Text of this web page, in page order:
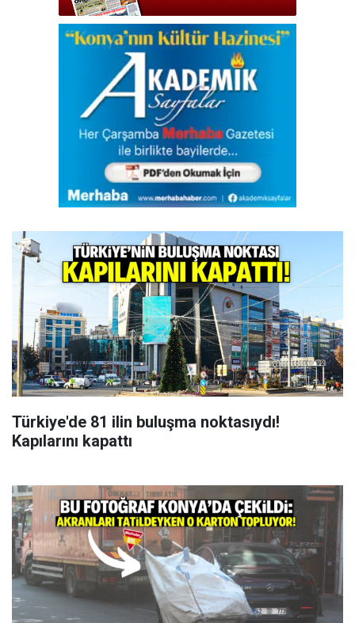
Türkiye'de 81 ilin buluşma noktasıydı!
Kapılarını kapattı